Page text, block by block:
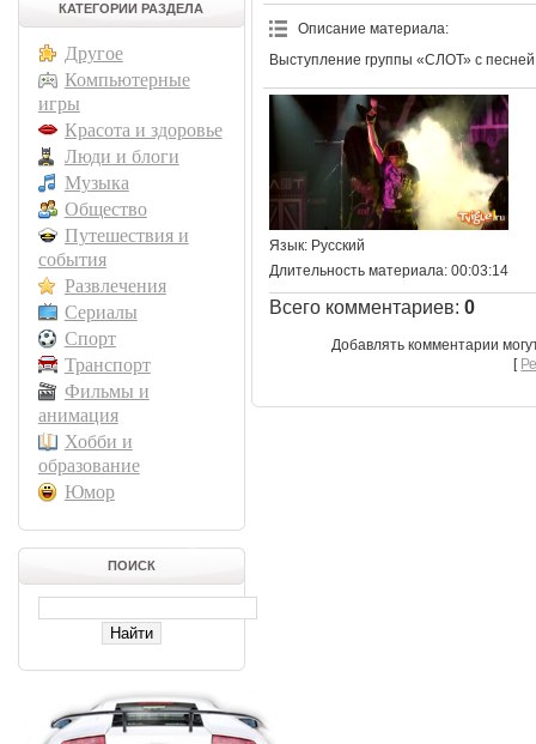
КАТЕГОРИИ РАЗДЕЛА
Другое
Компьютерные
игры
Красота и здоровье
Люди и блоги
Музыка
Общество
Путешествия и
события
Развлечения
Сериалы
Спорт
Транспорт
Фильмы и
анимация
Хобби и
образование
Юмор
ПОИСК
Описание материала:
Выступление группы «СЛОТ» с
Язык: Русский
Длительность материала: 00:03:14
Всего комментариев: 0
Добавлять комментарии
[